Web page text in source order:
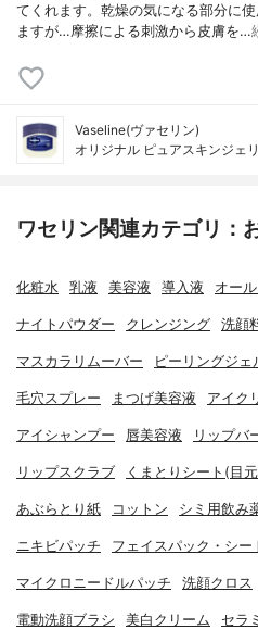
てくれます。乾燥の気になる部分に
ますが…摩擦による刺激から皮膚を…
Vaseline(ヴァセリン)
オリジナル ピュアスキンジェ
ワセリン関連カテゴリ：
化粧水 乳液 美容液 導入液 オー
ナイトパウダー クレンジング 洗顔
マスカラリムーバー ピーリングジ
毛穴スプレー まつげ美容液 アイク
アイシャンプー 唇美容液 リップバ
リップスクラブ くまとりシート(目
あぶらとり紙 コットン シミ用飲み
ニキビパッチ フェイスパック・シー
マイクロニードルパッチ 洗顔クロス
電動洗顔ブラシ 美白クリーム セラ